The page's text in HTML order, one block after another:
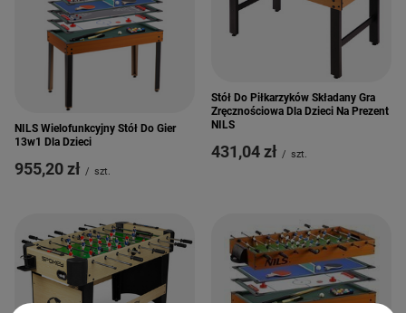
NILS Wielofunkcyjny Stół Do Gier
13w1 Dla Dzieci
955,20 zł / szt.
Stół Do Piłkarzyków Składany Gra
Zręcznościowa Dla Dzieci Na Prezent
NILS
431,04 zł / szt.